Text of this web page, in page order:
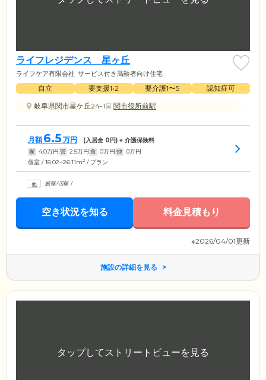
ライフレジデンス 星ヶ丘
ライフケア有限会社 サービス付き高齢者向け住宅
自立 要支援1•2 要介護1〜5
認知症可
岐阜県関市星ケ丘24-1
関市役所前駅
月額 6.5 万円 (入居金 0円) + 介護保険料
家 4.0万円 管 2.5万円 食 0万円 他 0万円
個室 / 18.02~26.11m2 / プラン
居室43室 /
空き状況を知る 料金見積もり
※2026/04/01更新
施設の詳細を見る